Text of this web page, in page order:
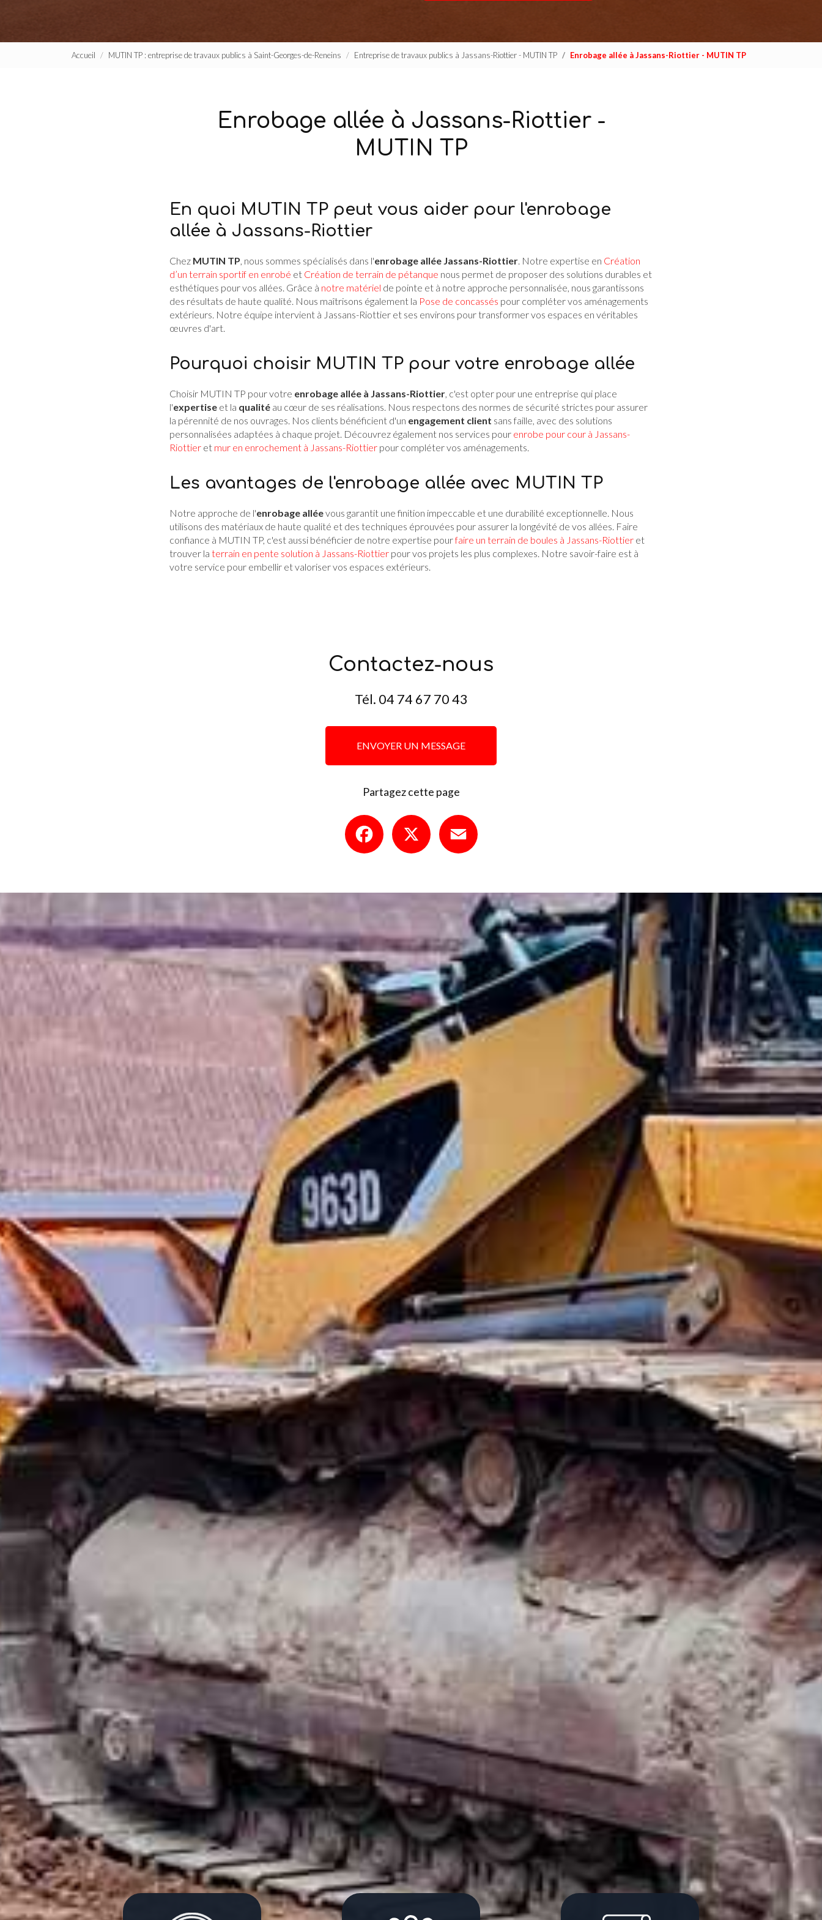
Accueil MUTIN TP : entreprise de travaux publics à Saint-Georges-de-Reneins Entreprise de travaux publics à Jassans-Riottier - MUTIN TP Enrobage allée à Jassans-Riottier - MUTIN TP
Enrobage allée à Jassans-Riottier -
MUTIN TP
En quoi MUTIN TP peut vous aider pour l'enrobage
allée à Jassans-Riottier
Chez MUTIN TP, nous sommes spécialisés dans l'enrobage allée Jassans-Riottier. Notre expertise en Création
d’un terrain sportif en enrobé et Création de terrain de pétanque nous permet de proposer des solutions durables et
esthétiques pour vos allées. Grâce à notre matériel de pointe et à notre approche personnalisée, nous garantissons
des résultats de haute qualité. Nous maîtrisons également la Pose de concassés pour compléter vos aménagements
extérieurs. Notre équipe intervient à Jassans-Riottier et ses environs pour transformer vos espaces en véritables
œuvres d'art.
Pourquoi choisir MUTIN TP pour votre enrobage allée
Choisir MUTIN TP pour votre enrobage allée à Jassans-Riottier, c'est opter pour une entreprise qui place
l'expertise et la qualité au cœur de ses réalisations. Nous respectons des normes de sécurité strictes pour assurer
la pérennité de nos ouvrages. Nos clients bénéficient d'un engagement client sans faille, avec des solutions
personnalisées adaptées à chaque projet. Découvrez également nos services pour enrobe pour cour à Jassans-
Riottier et mur en enrochement à Jassans-Riottier pour compléter vos aménagements.
Les avantages de l'enrobage allée avec MUTIN TP
Notre approche de l'enrobage alléevous garantit une finition impeccable et une durabilité exceptionnelle. Nous
utilisons des matériaux de haute qualité et des techniques éprouvées pour assurer la longévité de vos allées. Faire
confiance à MUTIN TP, c'est aussi bénéficier de notre expertise pourfaire un terrain de boules à Jassans-Riottier et
trouver la terrain en pente solution à Jassans-Riottier pour vos projets les plus complexes. Notre savoir-faire est à
votre service pour embellir et valoriser vos espaces extérieurs.
Contactez-nous
Tél. 04 74 67 70 43
ENVOYER UN MESSAGE
Partagez cette page
Facebook